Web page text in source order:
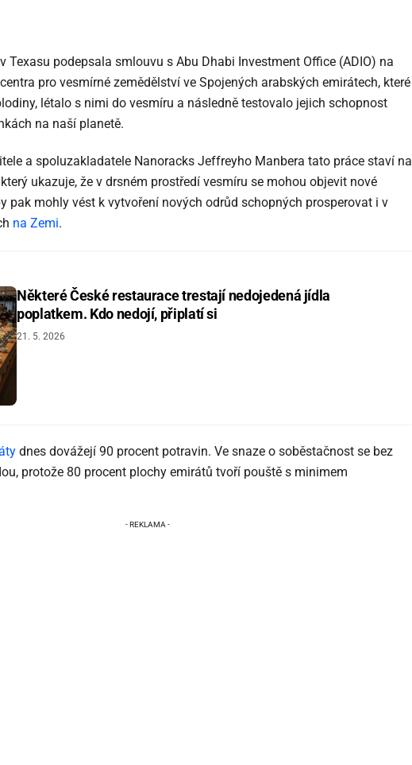
Texasu podepsala smlouvu s Abu Dhabi Investment Office (ADIO) na
pro vesmírné zemědělství ve Spojených arabských emirátech, které
létalo s nimi do vesmíru a následně testovalo jejich schopnost
na naší planetě.
a spoluzakladatele Nanoracks Jeffreyho Manbera tato práce staví na
ukazuje, že v drsném prostředí vesmíru se mohou objevit nové
pak mohly vést k vytvoření nových odrůd schopných prosperovat i v
na Zemi.
Některé České restaurace trestají nedojedená jídla
poplatkem. Kdo nedojí, připlatí si
21. 5. 2026
dnes dovážejí 90 procent potravin. Ve snaze o soběstačnost se bez
protože 80 procent plochy emirátů tvoří pouště s minimem